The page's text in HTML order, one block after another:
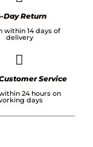
Day Return
within 14 days of
delivery
Service
24 hours on
days